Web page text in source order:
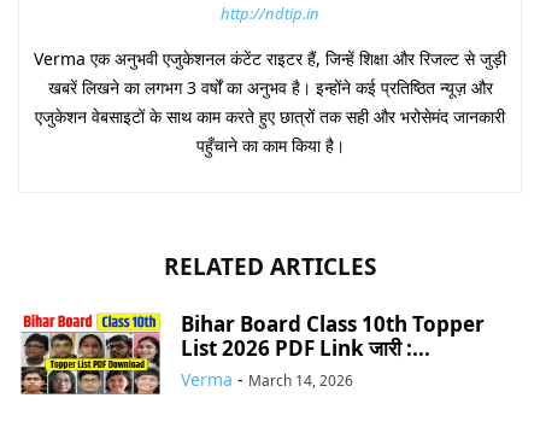
http://ndtip.in
Verma एक अनुभवी एजुकेशनल कंटेंट राइटर हैं, जिन्हें शिक्षा और रिजल्ट से जुड़ी
खबरें लिखने का लगभग 3 वर्षों का अनुभव है। इन्होंने कई प्रतिष्ठित न्यूज़ और
एजुकेशन वेबसाइटों के साथ काम करते हुए छात्रों तक सही और भरोसेमंद जानकारी
पहुँचाने का काम किया है।
RELATED ARTICLES
Bihar Board Class 10th Topper
List 2026 PDF Link जारी :...
Verma - March 14, 2026